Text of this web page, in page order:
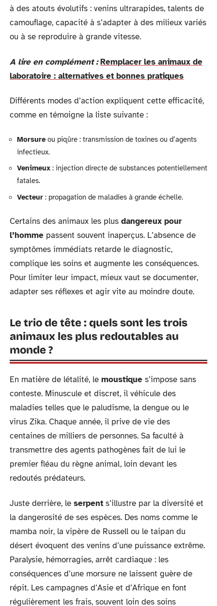
à des atouts évolutifs : venins ultrarapides, talents de
camouflage, capacité à s’adapter à des milieux variés
ou à se reproduire à grande vitesse.
A lire en complément : Remplacer les animaux de
laboratoire : alternatives et bonnes pratiques
Différents modes d’action expliquent cette efficacité,
comme en témoigne la liste suivante :
Morsureou piqûre : transmission de toxines ou d’agents
infectieux.
Venimeux : injection directe de substances potentiellement
fatales.
Vecteur : propagation de maladies à grande échelle.
Certains des animaux les plus dangereux pour
l’homme passent souvent inaperçus. L’absence de
symptômes immédiats retarde le diagnostic,
complique les soins et augmente les conséquences.
Pour limiter leur impact, mieux vaut se documenter,
adapter ses réflexes et agir vite au moindre doute.
Le trio de tête : quels sont les trois
animaux les plus redoutables au
monde ?
En matière de létalité, le moustique s’impose sans
conteste. Minuscule et discret, il véhicule des
maladies telles que le paludisme, la dengue ou le
virus Zika. Chaque année, il prive de vie des
centaines de milliers de personnes. Sa faculté à
transmettre des agents pathogènes fait de lui le
premier fléau du règne animal, loin devant les
redoutés prédateurs.
Juste derrière, le serpent s’illustre par la diversité et
la dangerosité de ses espèces. Des noms comme le
mamba noir, la vipère de Russell ou le taipan du
désert évoquent des venins d’une puissance extrême.
Paralysie, hémorragies, arrêt cardiaque : les
conséquences d’une morsure ne laissent guère de
répit. Les campagnes d’Asie et d’Afrique en font
régulièrement les frais, souvent loin des soins